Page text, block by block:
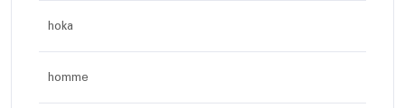
hoka
homme